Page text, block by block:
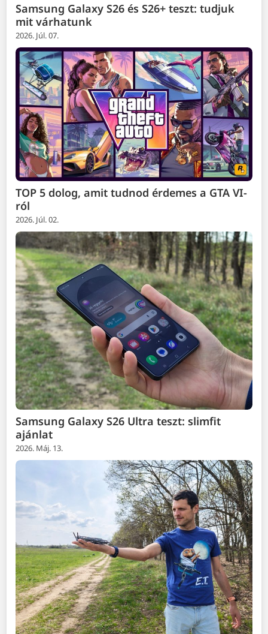
Samsung Galaxy S26 és S26+ teszt: tudjuk
mit várhatunk
2026. Júl. 07.
TOP 5 dolog, amit tudnod érdemes a GTA VI-
ról
2026. Júl. 02.
Samsung Galaxy S26 Ultra teszt: slimfit
ajánlat
2026. Máj. 13.